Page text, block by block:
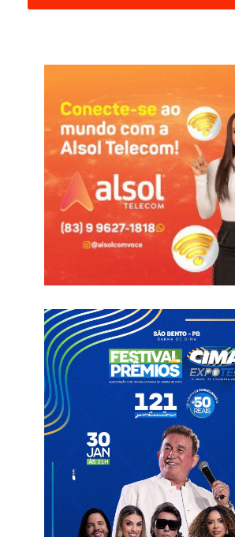
Em seu elenco para a competição, o
jogadores profissionais ou amadores,
Rogério, por sua vez, foi convocado por
Xukuru do Ororubà, localizada na cidade
Pernambuco.
Esta será a primeira participação do Brasil
Povo Originários e a segunda edição da
primeira, realizada em 2015, também no
Rogério na temporada
Nesta temporada, Rogério disputou duas
Nacional de Patos e já anotou dois gols.
foi titular e totalizou 174 minutos em
Também conhecido como “Neymar do
clube paraibano, o experiente jogador já
equipes como: Náutico, Sport, Ceará,
São Paulo, CSA e Remo.
Informações com Click OB